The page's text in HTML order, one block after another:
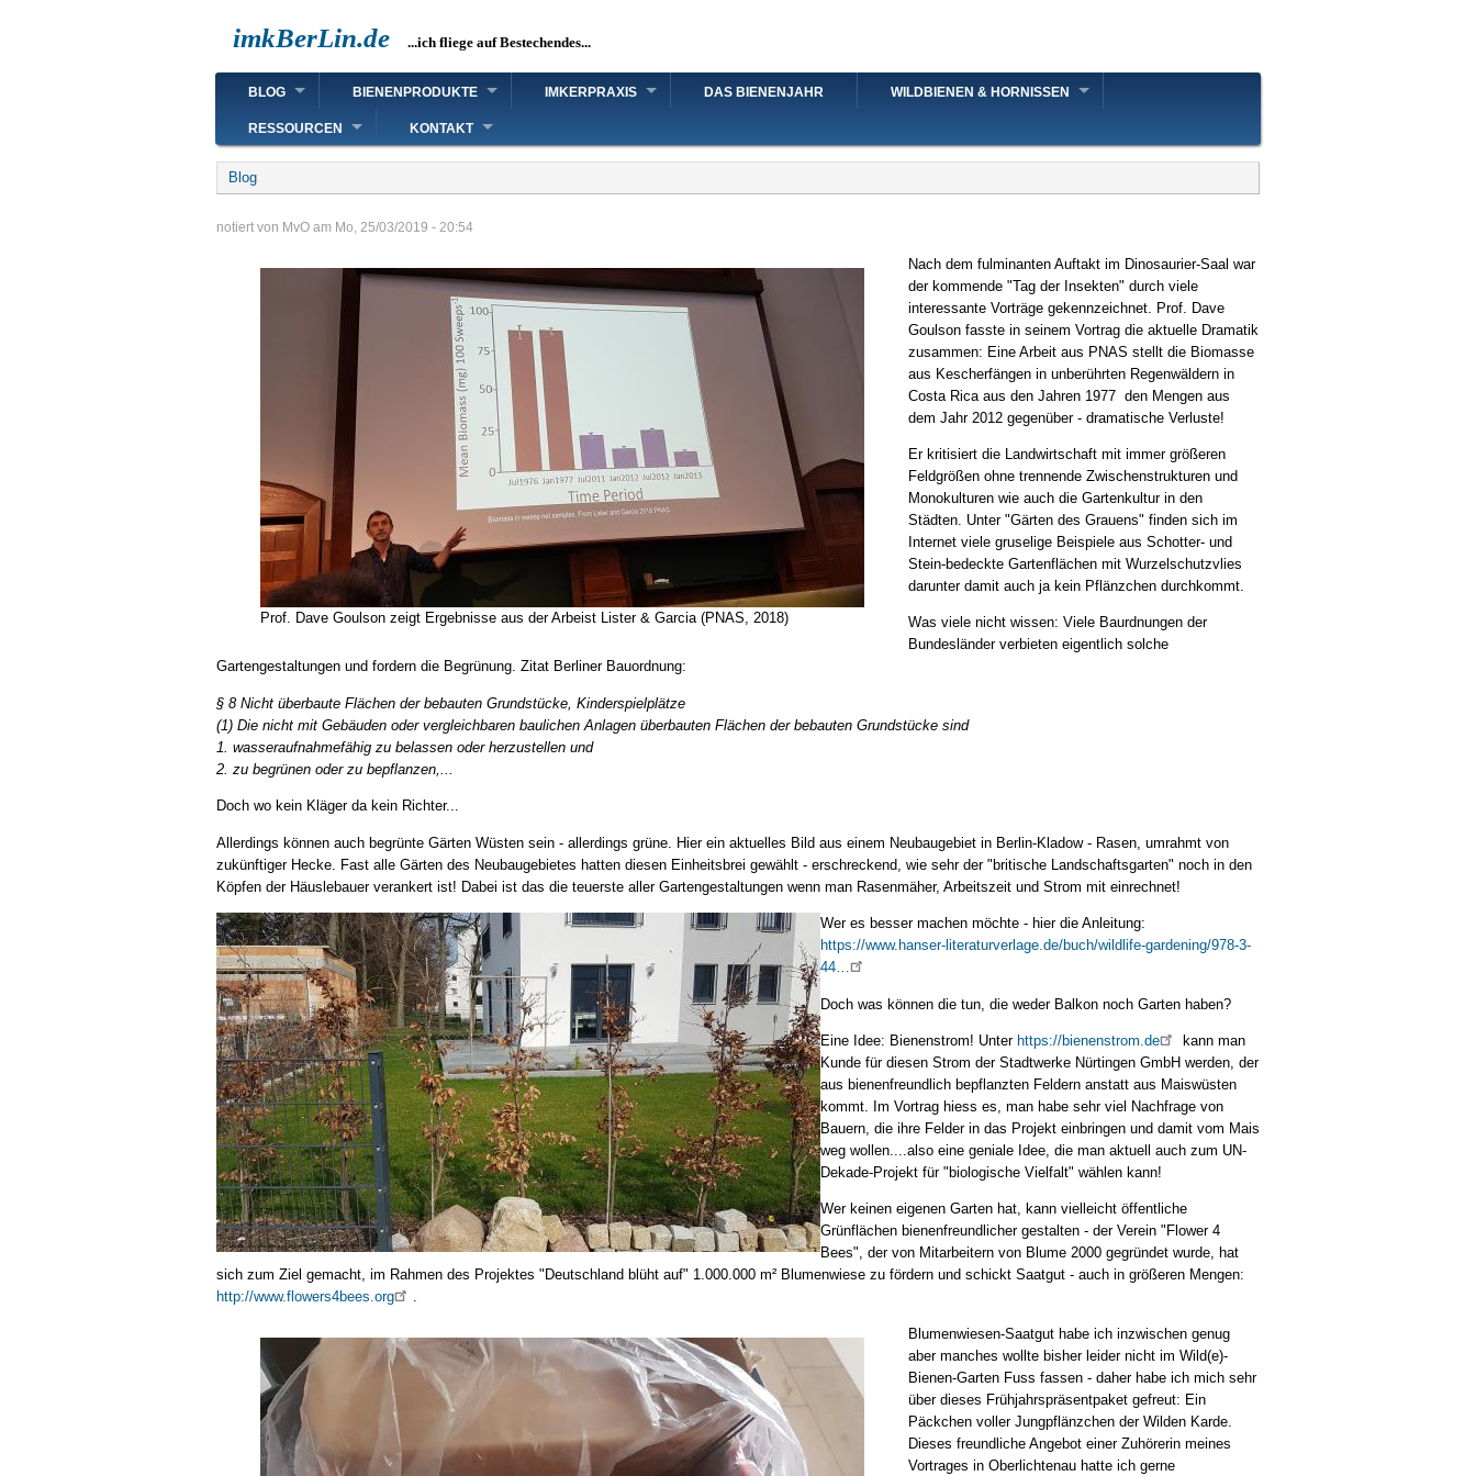
imkBerLin.de ...ich fliege auf Bestechendes...
MainBLOG BIENENPRODUKTE IMKERPRAXIS DAS BIENENJAHR WILDBIENEN & HORNISSEN
RESSOURCEN KONTAKT
Breadcrumb
Blog
notiert von MvO am Mo, 25/03/2019 - 20:54
Prof. Dave Goulson zeigt Ergebnisse aus der Arbeist Lister & Garcia (PNAS, 2018)
Nach dem fulminanten Auftakt im Dinosaurier-Saal war
der kommende "Tag der Insekten" durch viele
interessante Vorträge gekennzeichnet. Prof. Dave
Goulson fasste in seinem Vortrag die aktuelle Dramatik
zusammen: Eine Arbeit aus PNAS stellt die Biomasse
aus Kescherfängen in unberührten Regenwäldern in
Costa Rica aus den Jahren 1977 den Mengen aus
dem Jahr 2012 gegenüber - dramatische Verluste!
Er kritisiert die Landwirtschaft mit immer größeren
Feldgrößen ohne trennende Zwischenstrukturen und
Monokulturen wie auch die Gartenkultur in den
Städten. Unter "Gärten des Grauens" finden sich im
Internet viele gruselige Beispiele aus Schotter- und
Stein-bedeckte Gartenflächen mit Wurzelschutzvlies
darunter damit auch ja kein Pflänzchen durchkommt.
Was viele nicht wissen: Viele Baurdnungen der
Bundesländer verbieten eigentlich solche
Gartengestaltungen und fordern die Begrünung. Zitat Berliner Bauordnung:
§ 8 Nicht überbaute Flächen der bebauten Grundstücke, Kinderspielplätze
(1) Die nicht mit Gebäuden oder vergleichbaren baulichen Anlagen überbauten Flächen der bebauten Grundstücke sind
1. wasseraufnahmefähig zu belassen oder herzustellen und
2. zu begrünen oder zu bepflanzen,...
Doch wo kein Kläger da kein Richter...
Allerdings können auch begrünte Gärten Wüsten sein - allerdings grüne. Hier ein aktuelles Bild aus einem Neubaugebiet in Berlin-Kladow - Rasen, umrahmt von
zukünftiger Hecke. Fast alle Gärten des Neubaugebietes hatten diesen Einheitsbrei gewählt - erschreckend, wie sehr der "britische Landschaftsgarten" noch in den
Köpfen der Häuslebauer verankert ist! Dabei ist das die teuerste aller Gartengestaltungen wenn man Rasenmäher, Arbeitszeit und Strom mit einrechnet!
Wer es besser machen möchte - hier die Anleitung:
https://www.hanser-literaturverlage.de/buch/wildlife-gardening/978-3-
44…
Doch was können die tun, die weder Balkon noch Garten haben?
Eine Idee: Bienenstrom! Unter https://bienenstrom.de
kann man
Kunde für diesen Strom der Stadtwerke Nürtingen GmbH werden, der
aus bienenfreundlich bepflanzten Feldern anstatt aus Maiswüsten
kommt. Im Vortrag hiess es, man habe sehr viel Nachfrage von
Bauern, die ihre Felder in das Projekt einbringen und damit vom Mais
weg wollen....also eine geniale Idee, die man aktuell auch zum UN-
Dekade-Projekt für "biologische Vielfalt" wählen kann!
Wer keinen eigenen Garten hat, kann vielleicht öffentliche
Grünflächen bienenfreundlicher gestalten - der Verein "Flower 4
Bees", der von Mitarbeitern von Blume 2000 gegründet wurde, hat
sich zum Ziel gemacht, im Rahmen des Projektes "Deutschland blüht auf" 1.000.000 m² Blumenwiese zu fördern und schickt Saatgut - auch in größeren Mengen:
http://www.flowers4bees.org
.
Blumenwiesen-Saatgut habe ich inzwischen genug
aber manches wollte bisher leider nicht im Wild(e)-
Bienen-Garten Fuss fassen - daher habe ich mich sehr
über dieses Frühjahrspräsentpaket gefreut: Ein
Päckchen voller Jungpflänzchen der Wilden Karde.
Dieses freundliche Angebot einer Zuhörerin meines
Vortrages in Oberlichtenau hatte ich gerne